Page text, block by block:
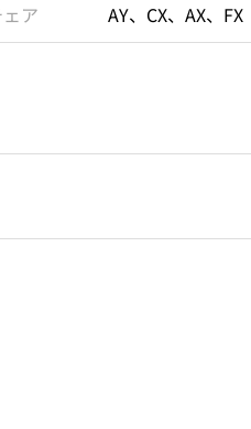
ア AY、CX、AX、FX